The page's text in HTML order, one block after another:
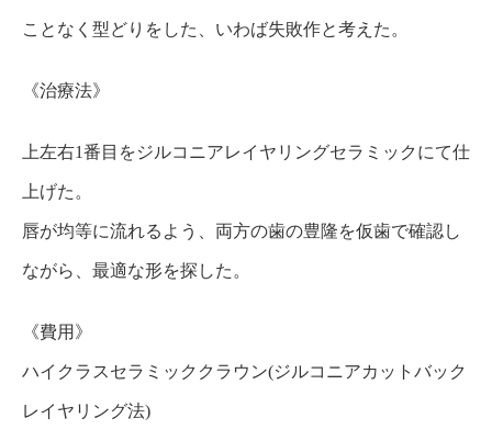
ことなく型どりをした、いわば失敗作と考えた。
《治療法》
上左右1番目をジルコニアレイヤリングセラミックにて仕
上げた。
唇が均等に流れるよう、両方の歯の豊隆を仮歯で確認し
ながら、最適な形を探した。
《費用》
ハイクラスセラミッククラウン(ジルコニアカットバック
レイヤリング法)